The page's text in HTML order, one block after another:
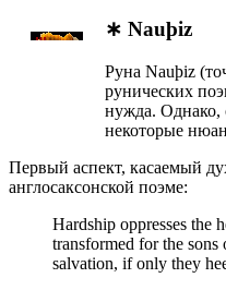
∗ Nauþiz
Руна Nauþiz
рунических
нужда. Однако,
некоторые
Первый аспект, касаемый
англосаксонской поэме:
Hardship oppresses the
transformed for the sons
salvation, if only they